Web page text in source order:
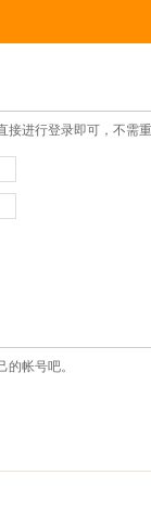
接进行登录即可，不需
帐号吧。